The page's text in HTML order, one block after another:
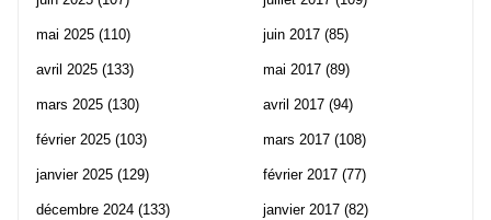
mai 2025 (110)
avril 2025 (133)
mars 2025 (130)
février 2025 (103)
janvier 2025 (129)
décembre 2024 (133)
juin 2017 (85)
mai 2017 (89)
avril 2017 (94)
mars 2017 (108)
février 2017 (77)
janvier 2017 (82)